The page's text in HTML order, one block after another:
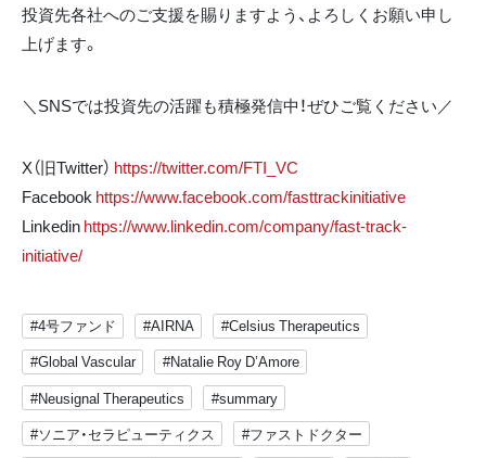
投資先各社へのご支援を賜りますよう、よろしくお願い申し
上げます。
＼SNSでは投資先の活躍も積極発信中！ぜひご覧ください／
X（旧Twitter） https://twitter.com/FTI_VC
Facebookhttps://www.facebook.com/fasttrackinitiative
Linkedinhttps://www.linkedin.com/company/fast-track-
initiative/
#4号ファンド #AIRNA
#Celsius Therapeutics
#Global Vascular
#Natalie Roy D’Amore
#Neusignal Therapeutics
#summary
#ソニア・セラピューティクス
#ファストドクター